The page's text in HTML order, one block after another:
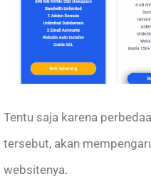
Tentu saja karena
tersebut, akan
websitenya.